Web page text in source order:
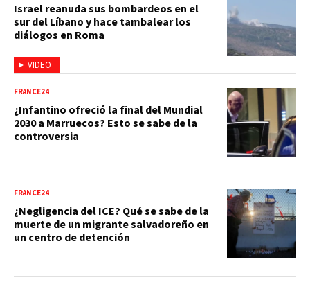
VIDEO
Israel reanuda sus bombardeos en el
sur del Líbano y hace tambalear los
diálogos en Roma
FRANCE24
¿Infantino ofreció la final del Mundial
2030 a Marruecos? Esto se sabe de la
controversia
FRANCE24
¿Negligencia del ICE? Qué se sabe de la
muerte de un migrante salvadoreño en
un centro de detención